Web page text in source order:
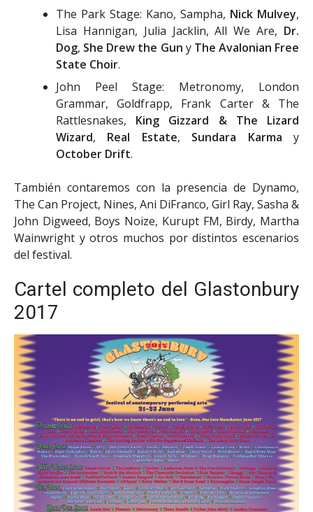
The Park Stage: Kano, Sampha, Nick Mulvey,
Lisa Hannigan, Julia Jacklin, All We Are, Dr.
Dog, She Drew the Gun y The Avalonian Free
State Choir.
John Peel Stage: Metronomy, London
Grammar, Goldfrapp, Frank Carter & The
Rattlesnakes, King Gizzard & The Lizard
Wizard, Real Estate, Sundara Karma y
October Drift.
También contaremos con la presencia de Dynamo,
The Can Project, Nines, Ani DiFranco, Girl Ray, Sasha &
John Digweed, Boys Noize, Kurupt FM, Birdy, Martha
Wainwright y otros muchos por distintos escenarios
del festival.
Cartel completo del Glastonbury
2017